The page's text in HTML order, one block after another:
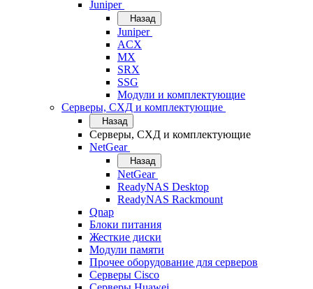
Juniper
Назад
Juniper
ACX
MX
SRX
SSG
Модули и комплектующие
Серверы, СХД и комплектующие
Назад
Серверы, СХД и комплектующие
NetGear
Назад
NetGear
ReadyNAS Desktop
ReadyNAS Rackmount
Qnap
Блоки питания
Жесткие диски
Модули памяти
Прочее оборудование для серверов
Серверы Cisco